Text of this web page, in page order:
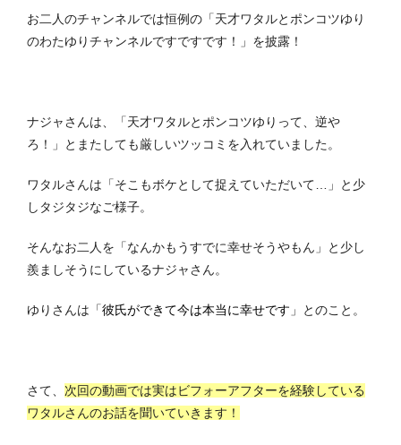
お二人のチャンネルでは恒例の「天才ワタルとポンコツゆり
のわたゆりチャンネルですですです！」を披露！
ナジャさんは、「天才ワタルとポンコツゆりって、逆や
ろ！」とまたしても厳しいツッコミを入れていました。
ワタルさんは「そこもボケとして捉えていただいて…」と少
しタジタジなご様子。
そんなお二人を「なんかもうすでに幸せそうやもん」と少し
羨ましそうにしているナジャさん。
ゆりさんは「彼氏ができて今は本当に幸せです 」とのこと。
さて、 次回の動画では実はビフォーアフターを経験している
ワタルさんのお話を聞いていきます！